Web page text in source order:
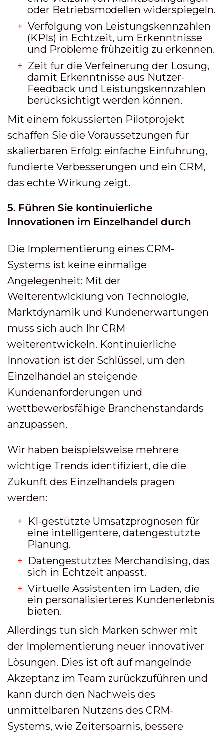
oder Betriebsmodellen widerspiegeln.
Verfolgung von Leistungskennzahlen
(KPIs) in Echtzeit, um Erkenntnisse
und Probleme frühzeitig zu erkennen.
Zeit für die Verfeinerung der Lösung,
damit Erkenntnisse aus Nutzer-
Feedback und Leistungskennzahlen
berücksichtigt werden können.
Mit einem fokussierten Pilotprojekt
schaffen Sie die Voraussetzungen für
skalierbaren Erfolg: einfache Einführung,
fundierte Verbesserungen und ein CRM,
das echte Wirkung zeigt.
5. Führen Sie kontinuierliche
Innovationen im Einzelhandel durch
Die Implementierung eines CRM-
Systems ist keine einmalige
Angelegenheit: Mit der
Weiterentwicklung von Technologie,
Marktdynamik und Kundenerwartungen
muss sich auch Ihr CRM
weiterentwickeln. Kontinuierliche
Innovation ist der Schlüssel, um den
Einzelhandel an steigende
Kundenanforderungen und
wettbewerbsfähige Branchenstandards
anzupassen.
Wir haben beispielsweise mehrere
wichtige Trends identifiziert, die die
Zukunft des Einzelhandels prägen
werden:
KI-gestützte Umsatzprognosen für
eine intelligentere, datengestützte
Planung.
Datengestütztes Merchandising, das
sich in Echtzeit anpasst.
Virtuelle Assistenten im Laden, die
ein personalisierteres Kundenerlebnis
bieten.
Allerdings tun sich Marken schwer mit
der Implementierung neuer innovativer
Lösungen. Dies ist oft auf mangelnde
Akzeptanz im Team zurückzuführen und
kann durch den Nachweis des
unmittelbaren Nutzens des CRM-
Systems, wie Zeitersparnis, bessere